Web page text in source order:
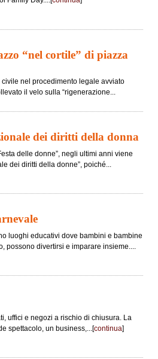
“nel cortile” di piazza
nel procedimento legale avviato
il velo sulla “rigenerazione...
dei diritti della donna
delle donne”, negli ultimi anni viene
dei diritti della donne”, poiché...
luoghi educativi dove bambini e bambine
possono divertirsi e imparare insieme....
uffici e negozi a rischio di chiusura. La
spettacolo, un business,...[continua]